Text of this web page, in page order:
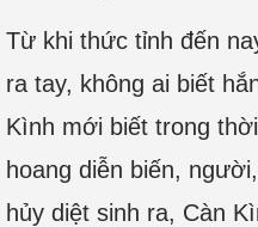
Từ khi thức tỉnh đến
ra tay, không ai biết
Kình mới biết trong
hoang diễn biến,
hủy diệt sinh ra, Càn